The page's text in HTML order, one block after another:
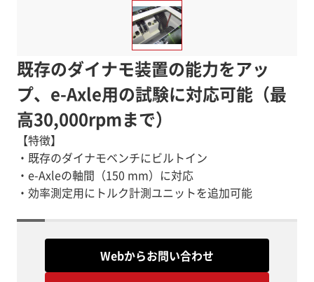
既存のダイナモ装置の能力をアッ
プ、e-Axle用の試験に対応可能（最
高30,000rpmまで）
【特徴】
・既存のダイナモベンチにビルトイン
・e-Axleの軸間（150 mm）に対応
・効率測定用にトルク計測ユニットを追加可能
Webからお問い合わせ